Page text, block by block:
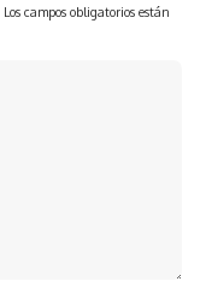
Los campos obligatorios están